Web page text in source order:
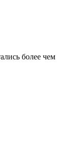
более чем